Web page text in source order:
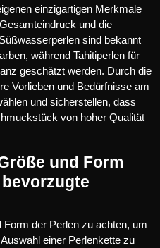
einzigartigen Merkmale
und die
sind bekannt
während Tahitiperlen für
geschätzt werden. Durch die
Vorlieben und Bedürfnisse am
und sicherstellen, dass
von hoher Qualität
und Form
der Perlen zu achten, um
einer Perlenkette zu